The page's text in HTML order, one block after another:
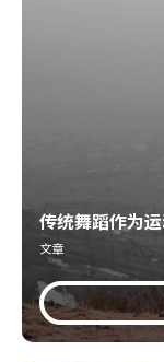
传统舞蹈作为
文章